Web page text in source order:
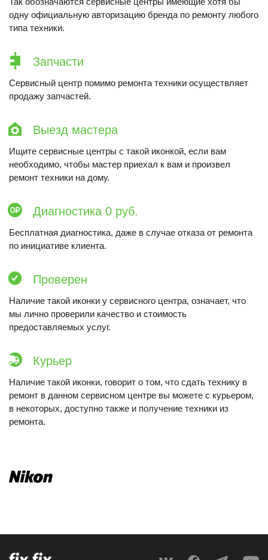
одну официальную авторизацию бренда по ремонту любого
типа техники.
Запчасти
Сервисный центр помимо ремонта техники осуществляет
продажу запчастей.
Выезд мастера
Ищите сервисные центры с такой иконкой, если вам
необходимо, чтобы мастер приехал к вам и произвел
ремонт техники на дому.
Диагностика 0 руб.
Бесплатная диагностика, даже в случае отказа от ремонта
по инициативе клиента.
Проверен
Наличие такой иконки у сервисного центра, означает, что
мы лично проверили качество и стоимость
предоставляемых услуг.
Курьер
Наличие такой иконки, говорит о том, что сдать технику в
ремонт в данном сервисном центре вы можете с курьером,
в некоторых, доступно также и получение техники из
ремонта.